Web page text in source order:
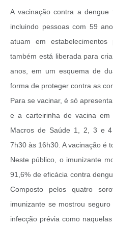
A vacinação contra a dengue
incluindo pessoas com 59
atuam em
também está liberada para
anos, em um esquema de
forma de proteger contra as
Para se vacinar, é só
e a carteirinha de vacina
Macros de Saúde 1, 2, 3 e
7h30 às 16h30. A vacinação é
Neste público, o imunizante
91,6% de eficácia contra
Composto pelos quatro
imunizante se mostrou
infecção prévia como